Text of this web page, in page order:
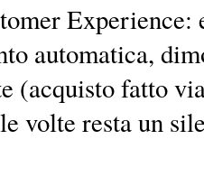
Experience:
automatica,
(acquisto fatto
volte resta un